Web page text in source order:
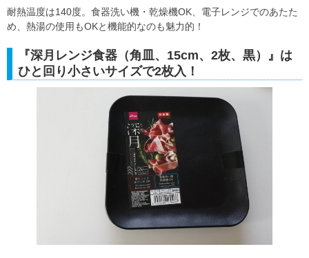
耐熱温度は140度。食器洗い機・乾燥機OK、電子レンジでのあたた
め、熱湯の使用もOKと機能的なのも魅力的！
『深月レンジ食器（角皿、15cm、2枚、黒）』は
ひと回り小さいサイズで2枚入！